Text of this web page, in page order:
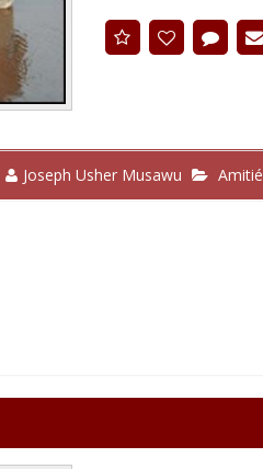
Joseph Usher Musawu Amitié